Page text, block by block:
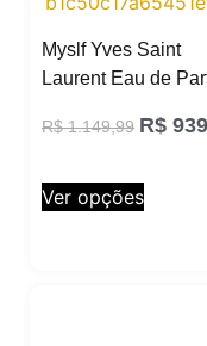
Myslf Yves Saint
Laurent Eau de
R$1.149,99 R$
Ver opções